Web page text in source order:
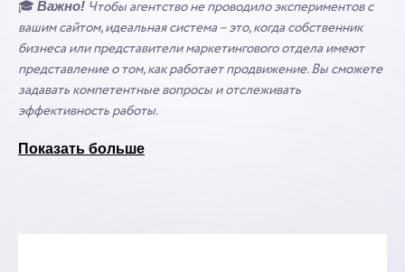
🎓 Важно! Чтобы агентство не проводило экспериментов с
вашим сайтом, идеальная система – это, когда собственник
бизнеса или представители маркетингового отдела имеют
представление о том, как работает продвижение. Вы сможете
задавать компетентные вопросы и отслеживать
эффективность работы.
Показать больше